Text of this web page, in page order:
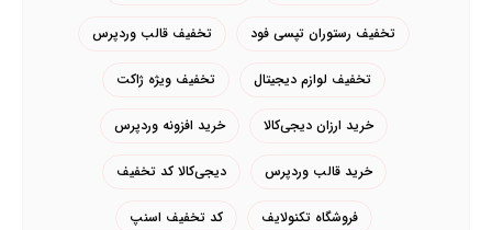
تخفیف رستوران تپسی فود تخفیف قالب وردپرس
تخفیف لوازم دیجیتال تخفیف ویژه ژاکت
خرید ارزان دیجی‌کالا خرید افزونه وردپرس
خرید قالب وردپرس دیجی‌کالا کد تخفیف
فروشگاه تکنولایف کد تخفیف اسنپ